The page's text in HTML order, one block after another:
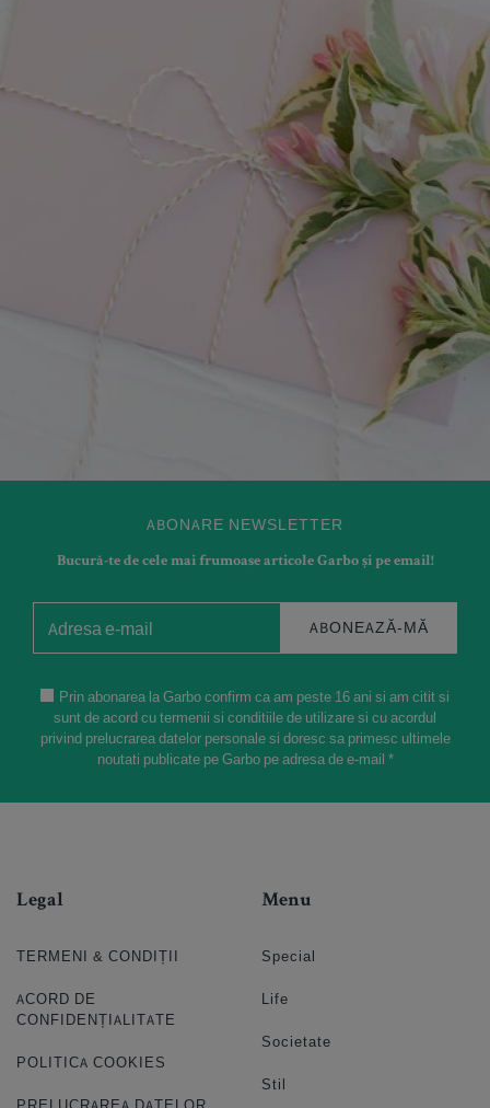
ABONARE NEWSLETTER
Bucură-te de cele mai frumoase articole Garbo și pe email!
ABONEAZĂ-MĂ
Prin abonarea la Garbo confirm ca am peste 16 ani si am citit si
sunt de acord cu termenii si conditiile de utilizare si cu acordul
privind prelucrarea datelor personale si doresc sa primesc ultimele
noutati publicate pe Garbo pe adresa de e-mail *
Legal
TERMENI & CONDIȚII
ACORD DE
CONFIDENȚIALITATE
POLITICA COOKIES
Menu
Special
Life
Societate
Stil